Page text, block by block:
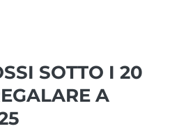
SOTTO I 20
A